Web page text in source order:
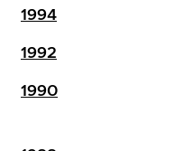
1994
1992
1990